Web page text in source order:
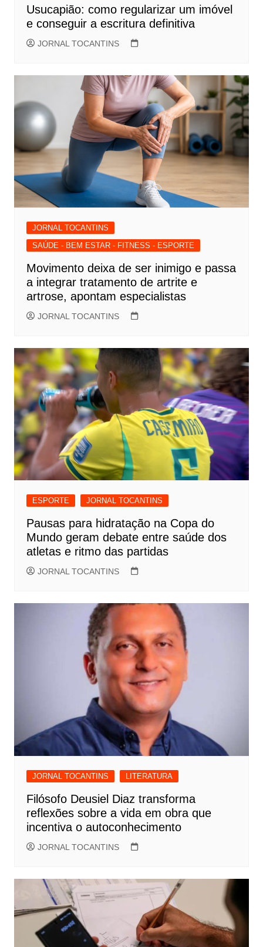
Usucapião: como regularizar um imóvel
e conseguir a escritura definitiva
JORNAL TOCANTINS
JORNAL TOCANTINS
SAÚDE - BEM ESTAR - FITNESS - ESPORTE
Movimento deixa de ser inimigo e passa
a integrar tratamento de artrite e
artrose, apontam especialistas
JORNAL TOCANTINS
ESPORTE JORNAL TOCANTINS
Pausas para hidratação na Copa do
Mundo geram debate entre saúde dos
atletas e ritmo das partidas
JORNAL TOCANTINS
JORNAL TOCANTINS LITERATURA
Filósofo Deusiel Diaz transforma
reflexões sobre a vida em obra que
incentiva o autoconhecimento
JORNAL TOCANTINS